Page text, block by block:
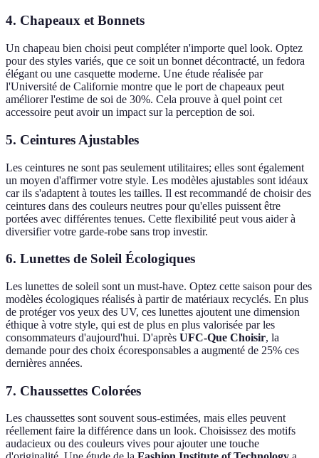
4. Chapeaux et Bonnets
Un chapeau bien choisi peut compléter n'importe quel look. Optez
pour des styles variés, que ce soit un bonnet décontracté, un fedora
élégant ou une casquette moderne. Une étude réalisée par
l'Université de Californie montre que le port de chapeaux peut
améliorer l'estime de soi de 30%. Cela prouve à quel point cet
accessoire peut avoir un impact sur la perception de soi.
5. Ceintures Ajustables
Les ceintures ne sont pas seulement utilitaires; elles sont également
un moyen d'affirmer votre style. Les modèles ajustables sont idéaux
car ils s'adaptent à toutes les tailles. Il est recommandé de choisir des
ceintures dans des couleurs neutres pour qu'elles puissent être
portées avec différentes tenues. Cette flexibilité peut vous aider à
diversifier votre garde-robe sans trop investir.
6. Lunettes de Soleil Écologiques
Les lunettes de soleil sont un must-have. Optez cette saison pour des
modèles écologiques réalisés à partir de matériaux recyclés. En plus
de protéger vos yeux des UV, ces lunettes ajoutent une dimension
éthique à votre style, qui est de plus en plus valorisée par les
consommateurs d'aujourd'hui. D'après UFC-Que Choisir, la
demande pour des choix écoresponsables a augmenté de 25% ces
dernières années.
7. Chaussettes Colorées
Les chaussettes sont souvent sous-estimées, mais elles peuvent
réellement faire la différence dans un look. Choisissez des motifs
audacieux ou des couleurs vives pour ajouter une touche